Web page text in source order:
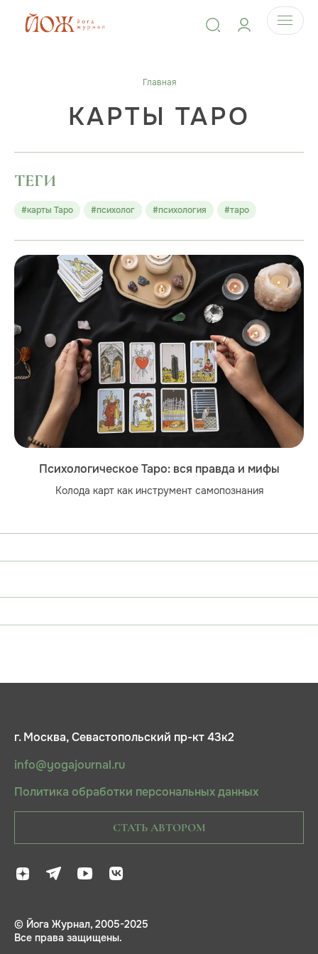
Главная
КАРТЫ ТАРО
ТЕГИ
#карты Таро #психолог #психология #таро
Психологическое Таро: вся правда и мифы
Колода карт как инструмент самопознания
г. Москва, Севастопольский пр-кт 43к2
info@yogajournal.ru
Политика обработки персональных данных
СТАТЬ АВТОРОМ
© Йога Журнал, 2005-2025
Все права защищены.